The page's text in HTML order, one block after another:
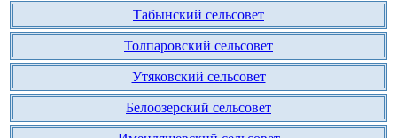
Табынский сельсовет
Толпаровский сельсовет
Утяковский сельсовет
Белоозерский сельсовет